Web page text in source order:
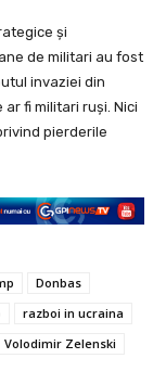
și
de militari au fost
invaziei din
fi militari ruși. Nici
pierderile
Donbas
razboi in ucraina
Volodimir Zelenski